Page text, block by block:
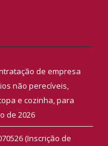
de empresa
não perecíveis,
e cozinha, para
de 2026
(Inscrição de